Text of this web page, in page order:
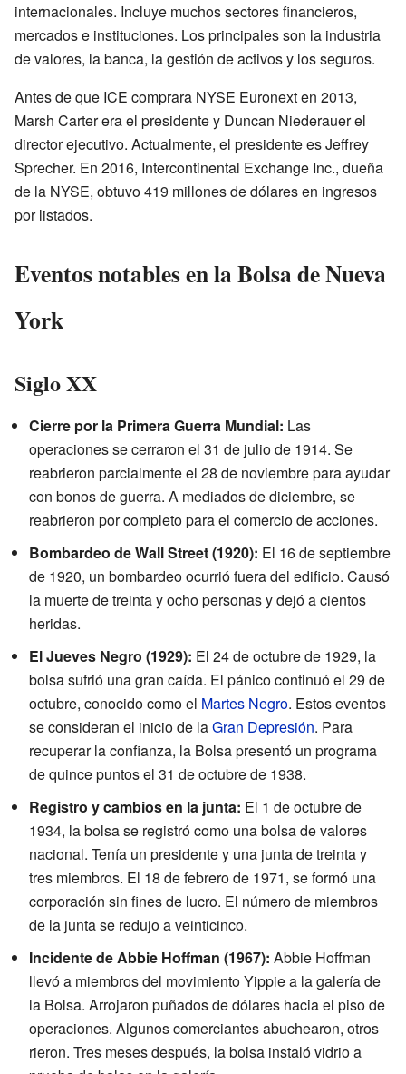
internacionales. Incluye muchos sectores financieros,
mercados e instituciones. Los principales son la industria
de valores, la banca, la gestión de activos y los seguros.
Antes de que ICE comprara NYSE Euronext en 2013,
Marsh Carter era el presidente y Duncan Niederauer el
director ejecutivo. Actualmente, el presidente es Jeffrey
Sprecher. En 2016, Intercontinental Exchange Inc., dueña
de la NYSE, obtuvo 419 millones de dólares en ingresos
por listados.
Eventos notables en la Bolsa de Nueva
York
Siglo XX
Cierre por la Primera Guerra Mundial: Las
operaciones se cerraron el 31 de julio de 1914. Se
reabrieron parcialmente el 28 de noviembre para ayudar
con bonos de guerra. A mediados de diciembre, se
reabrieron por completo para el comercio de acciones.
Bombardeo de Wall Street (1920): El 16 de septiembre
de 1920, un bombardeo ocurrió fuera del edificio. Causó
la muerte de treinta y ocho personas y dejó a cientos
heridas.
El Jueves Negro (1929): El 24 de octubre de 1929, la
bolsa sufrió una gran caída. El pánico continuó el 29 de
octubre, conocido como el Martes Negro. Estos eventos
se consideran el inicio de laGran Depresión. Para
recuperar la confianza, la Bolsa presentó un programa
de quince puntos el 31 de octubre de 1938.
Registro y cambios en la junta: El 1 de octubre de
1934, la bolsa se registró como una bolsa de valores
nacional. Tenía un presidente y una junta de treinta y
tres miembros. El 18 de febrero de 1971, se formó una
corporación sin fines de lucro. El número de miembros
de la junta se redujo a veinticinco.
Incidente de Abbie Hoffman (1967): Abbie Hoffman
llevó a miembros del movimiento Yippie a la galería de
la Bolsa. Arrojaron puñados de dólares hacia el piso de
operaciones. Algunos comerciantes abuchearon, otros
rieron. Tres meses después, la bolsa instaló vidrio a